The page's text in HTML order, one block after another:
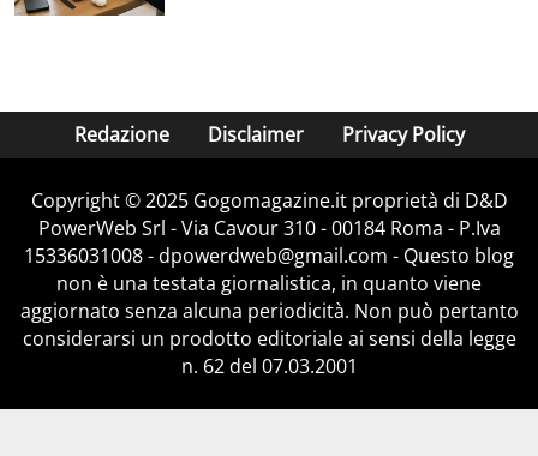
Redazione Disclaimer Privacy Policy
Copyright © 2025 Gogomagazine.it proprietà di D&D
PowerWeb Srl - Via Cavour 310 - 00184 Roma - P.Iva
15336031008 - dpowerdweb@gmail.com - Questo blog
non è una testata giornalistica, in quanto viene
aggiornato senza alcuna periodicità. Non può pertanto
considerarsi un prodotto editoriale ai sensi della legge
n. 62 del 07.03.2001